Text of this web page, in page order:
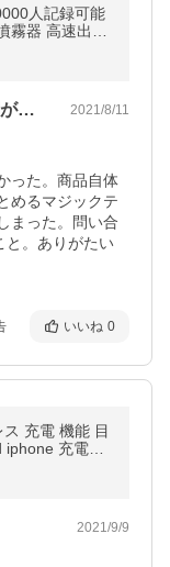
人記録可能
霧器 高速出力
plus）
組み立てるのが分かりにくく、時間がかか… 2021/8/11
った。商品自体
めるマジックテ
まった。問い合
と。ありがたい
いいね 0
充電 機能 目
充電器 i
計 湿度計 省
2021/9/9